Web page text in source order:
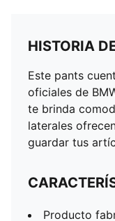
HISTORIA
Este pants
oficiales de
te brinda
laterales
guardar tus
Producto